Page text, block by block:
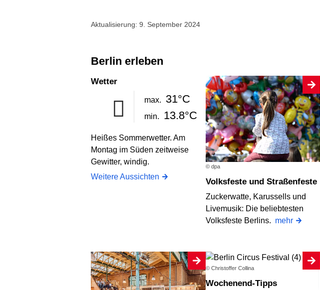
Aktualisierung: 9. September 2024
Berlin erleben
Wetter
max. 31°C
min. 13.8°C
Heißes Sommerwetter. Am
Montag im Süden zeitweise
Gewitter, windig.
Weitere Aussichten
© dpa
Volksfeste und Straßenfeste
Zuckerwatte, Karussells und
Livemusik: Die beliebtesten
Volksfeste Berlins. mehr
© Christoffer Collina
Wochenend-Tipps